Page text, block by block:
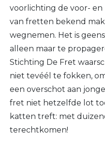
voorlichting de voor-
van fretten bekend
wegnemen. Het is
alleen maar te
Stichting De Fret
niet tevéél te fokken,
een overschot aan
fret niet hetzelfde lot
katten treft: met
terechtkomen!